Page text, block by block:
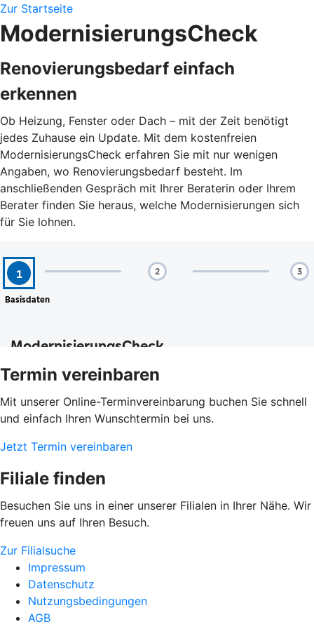
Zur Startseite
ModernisierungsCheck
Renovierungsbedarf einfach
erkennen
Ob Heizung, Fenster oder Dach – mit der Zeit benötigt
jedes Zuhause ein Update. Mit dem kostenfreien
ModernisierungsCheck erfahren Sie mit nur wenigen
Angaben, wo Renovierungsbedarf besteht. Im
anschließenden Gespräch mit Ihrer Beraterin oder Ihrem
Berater finden Sie heraus, welche Modernisierungen sich
für Sie lohnen.
Termin vereinbaren
Mit unserer Online-Terminvereinbarung buchen Sie schnell
und einfach Ihren Wunschtermin bei uns.
Jetzt Termin vereinbaren
Filiale finden
Besuchen Sie uns in einer unserer Filialen in Ihrer Nähe. Wir
freuen uns auf Ihren Besuch.
Zur Filialsuche
Impressum
Datenschutz
Nutzungsbedingungen
AGB